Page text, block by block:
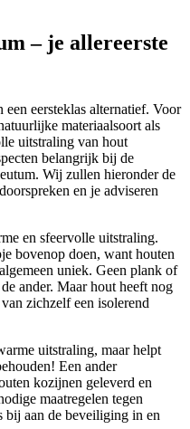
– je allereerste
eersteklas alternatief. Voor
materiaalsoort als
uitstraling van hout
belangrijk bij de
Wij zullen hieronder de
en je adviseren
en sfeervolle uitstraling.
bovenop doen, want houten
uniek. Geen plank of
ander. Maar hout heeft nog
zichzelf een isolerend
uitstraling, maar helpt
Een ander
kozijnen geleverd en
maatregelen tegen
bij aan de beveiliging in en